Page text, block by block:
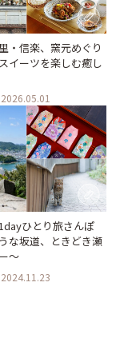
・信楽、窯元めぐり
イーツを楽しむ癒し
2026.05.01
ひとり旅さんぽ
な坂道、ときどき瀬
～
2024.11.23